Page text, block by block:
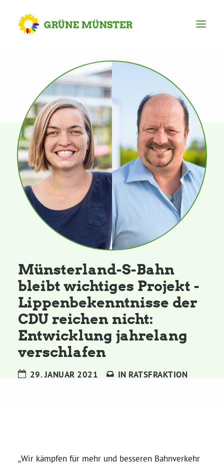
Partei
Kreisvorstand
Kreisgeschäftsstelle
Mitgliederversammlung
Ortsverbände
Kommissionen
Grünes Zentrum
Personen
Sylvia Rietenberg, MdB
Dorothea Deppermann, MdL
Münsterland-S-Bahn
bleibt wichtiges Projekt -
Lippenbekenntnisse der
CDU reichen nicht:
Entwicklung jahrelang
verschlafen
29. JANUAR 2021 IN RATSFRAKTION
„Wir kämpfen für mehr und besseren Bahnverkehr